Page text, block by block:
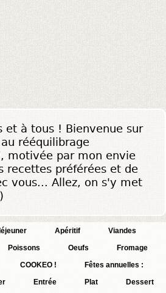
et à tous ! Bienvenue sur
rééquilibrage
motivée par mon envie
recettes préférées et de
vous... Allez, on s'y met
Apéritif
Viandes
Poissons Oeufs
Fromage
COOKEO !
Fêtes annuelles :
Entrée Plat
Dessert